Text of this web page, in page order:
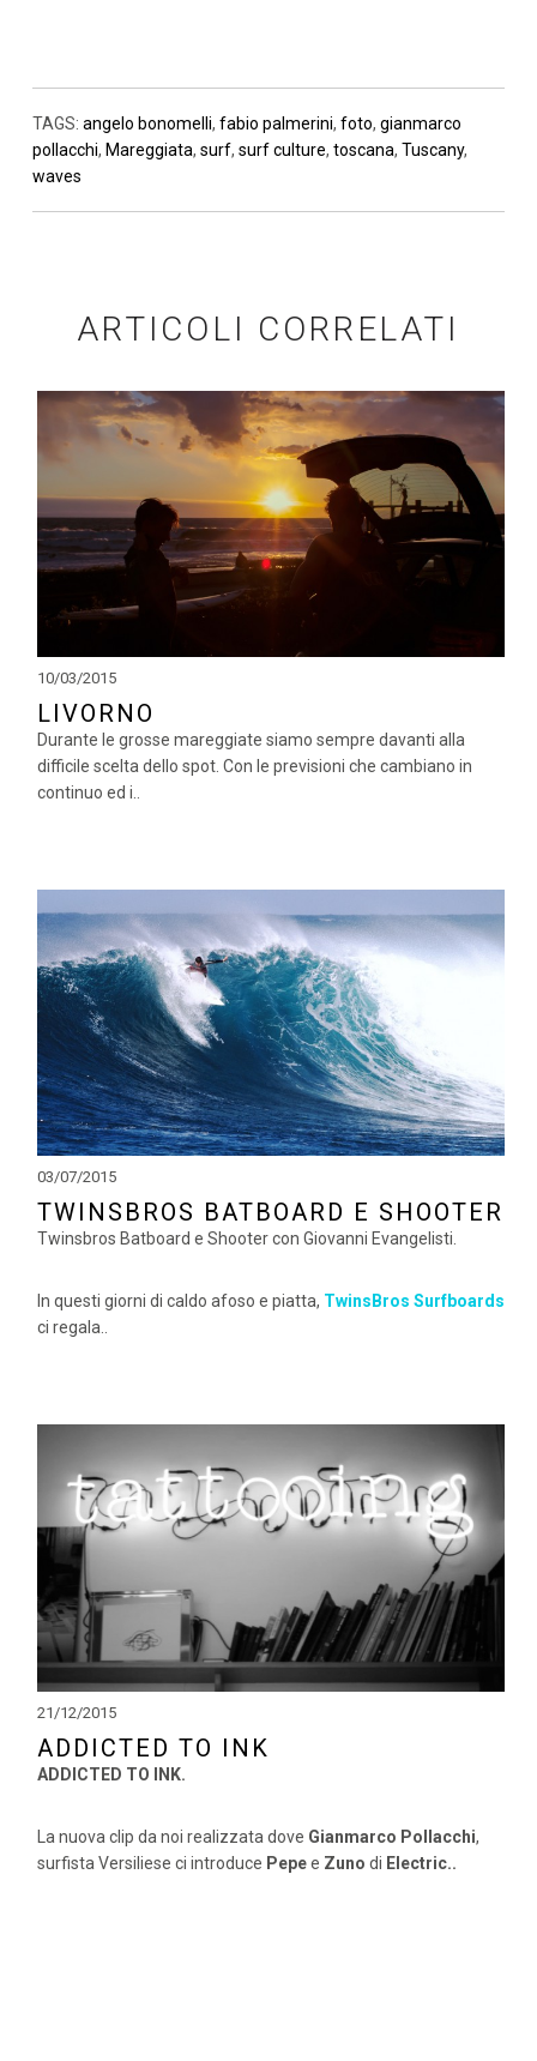
TAGS: angelo bonomelli, fabio palmerini, foto, gianmarco
pollacchi, Mareggiata, surf, surf culture, toscana, Tuscany,
waves
ARTICOLI CORRELATI
10/03/2015
LIVORNO
Durante le grosse mareggiate siamo sempre davanti alla
difficile scelta dello spot. Con le previsioni che cambiano in
continuo ed i..
03/07/2015
TWINSBROS BATBOARD E SHOOTER
Twinsbros Batboard e Shooter con Giovanni Evangelisti.
In questi giorni di caldo afoso e piatta, TwinsBros Surfboards
ci regala..
21/12/2015
ADDICTED TO INK
ADDICTED TO INK.
La nuova clip da noi realizzata dove Gianmarco Pollacchi,
surfista Versiliese ci introduce Pepee Zuno di Electric..